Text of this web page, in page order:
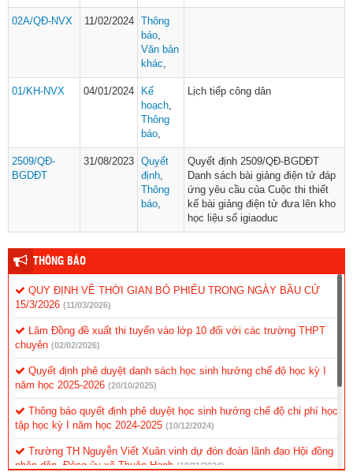
02A/QĐ-NVX 11/02/2024
Thông
báo
Văn bản
khác
01/KH-NVX 04/01/2024
Kế
hoạch
Thông
báo
Lịch tiếp công dân
2509/QĐ-
BGDĐT
31/08/2023 Quyết
định
Thông
báo
Quyết định 2509/QĐ-BGDĐT
Danh sách bài giảng điện tử đáp
ứng yêu cầu của Cuộc thi thiết
kế bài giảng điện tử đưa lên kho
học liệu số igiaoduc
THÔNG BÁO
QUY ĐỊNH VỀ THỜI GIAN BỎ PHIẾU TRONG NGÀY BẦU CỬ
15/3/2026 (11/03/2026)
Lâm Đồng đề xuất thi tuyển vào lớp 10 đối với các trường THPT
chuyên (02/02/2026)
Quyết định phê duyệt danh sách học sinh hưởng chế độ học kỳ I
năm học 2025-2026 (20/10/2025)
Thông báo quyết định phê duyệt học sinh hưởng chế độ chi phí học
tập học kỳ I năm học 2024-2025 (10/12/2024)
Trường TH Nguyễn Viết Xuân vinh dự đón đoàn lãnh đạo Hội đồng
nhân dân, Đảng ủy xã Thuận Hạnh (19/11/2024)